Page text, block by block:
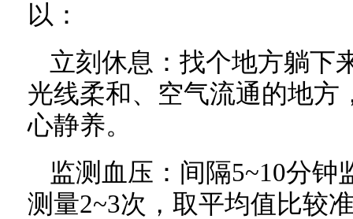
以：
立刻休息：找个地方躺下
光线柔和、空气流通的地方
心静养。
监测血压：间隔5~10分
测量2~3次，取平均值比较